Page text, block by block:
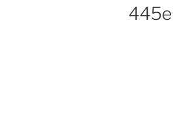
445e